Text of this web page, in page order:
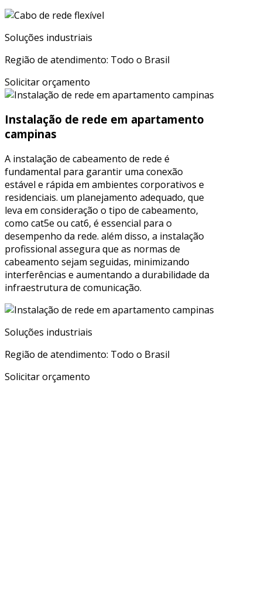
Soluções industriais
Região de atendimento: Todo o Brasil
Solicitar orçamento
Instalação de rede em apartamento
campinas
A instalação de cabeamento de rede é
fundamental para garantir uma conexão
estável e rápida em ambientes corporativos e
residenciais. um planejamento adequado, que
leva em consideração o tipo de cabeamento,
como cat5e ou cat6, é essencial para o
desempenho da rede. além disso, a instalação
profissional assegura que as normas de
cabeamento sejam seguidas, minimizando
interferências e aumentando a durabilidade da
infraestrutura de comunicação.
Soluções industriais
Região de atendimento: Todo o Brasil
Solicitar orçamento